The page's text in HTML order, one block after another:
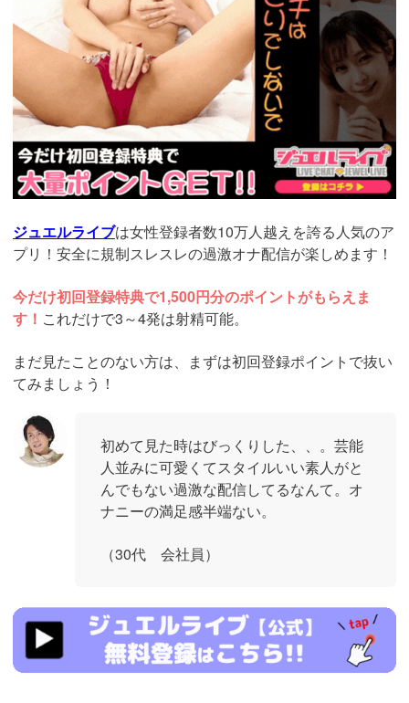
ジュエルライブは女性登録者数10万人越えを誇る人気のア
プリ！安全に規制スレスレの過激オナ配信が楽しめます！
今だけ初回登録特典で1,500円分のポイントがもらえま
す！ これだけで3～4発は射精可能。
まだ見たことのない方は、まずは初回登録ポイントで抜い
てみましょう！
初めて見た時はびっくりした、、。芸能
人並みに可愛くてスタイルいい素人がと
んでもない過激な配信してるなんて。オ
ナニーの満足感半端ない。
（30代 会社員）
https://www.j-
live.tv/LiveChat/acs.php?
si=jwchatt&pid=MLA5661_0004&pa=lp40.php